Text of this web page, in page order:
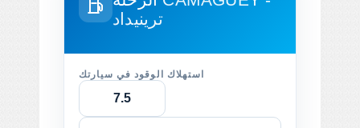
ترينيداد
استهلاك الوقود في سيارتك